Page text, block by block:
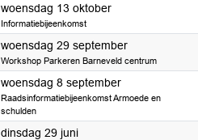
woensdag 13 oktober2021
Informatiebijeenkomst
woensdag 29 september2021
Workshop Parkeren Barneveld centrum
woensdag 8 september2021
Raadsinformatiebijeenkomst Armoede en
schulden
dinsdag 29 juni2021